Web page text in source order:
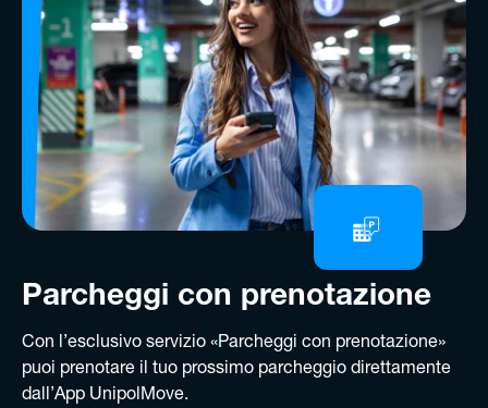
Parcheggi con prenotazione
Con l’esclusivo servizio «Parcheggi con prenotazione»
puoi prenotare il tuo prossimo parcheggio direttamente
dall’App UnipolMove.